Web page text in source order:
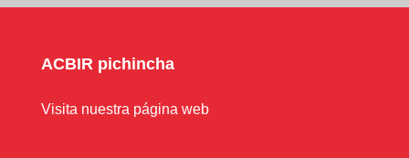
ACBIR pichincha
Visita nuestra página web